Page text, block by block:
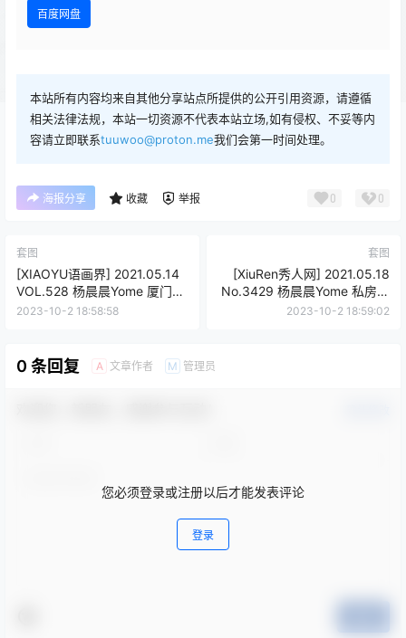
百度网盘
本站所有内容均来自其他分享站点所提供的公开引用资源，请遵循
相关法律法规，本站一切资源不代表本站立场,如有侵权、不妥等内
容请立即联系tuuwoo@proton.me我们会第一时间处理。
海报分享 收藏 举报 0 0
套图
[XIAOYU语画界] 2021.05.14
VOL.528 杨晨晨Yome 厦门西
双版纳旅拍写真 [53+1P
2023-10-2 18:58:58
套图
[XiuRen秀人网] 2021.05.18
No.3429 杨晨晨Yome 私房写
真 [65+1P 570M]
2023-10-2 18:59:02
0 条回复 A 文章作者 M 管理员
您必须登录或注册以后才能发表评论
登录